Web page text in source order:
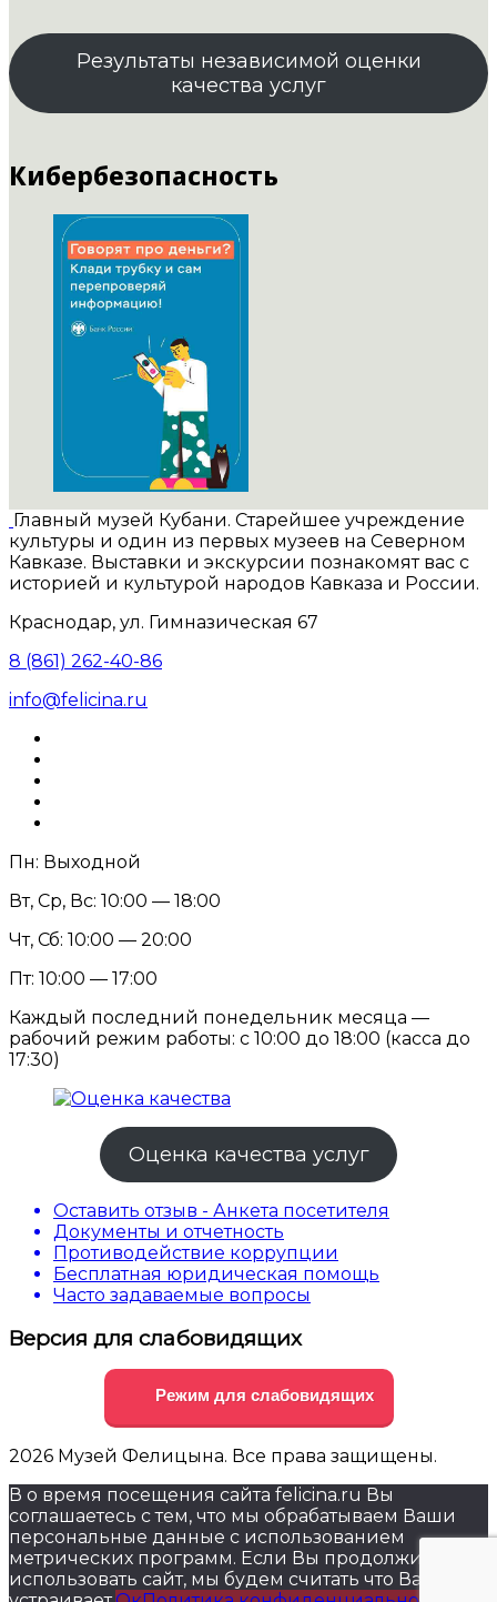
Результаты независимой оценки
качества услуг
Кибербезопасность
Главный музей Кубани. Старейшее учреждение
культуры и один из первых музеев на Северном
Кавказе. Выставки и экскурсии познакомят вас с
историей и культурой народов Кавказа и России.
Краснодар, ул. Гимназическая 67
8 (861) 262-40-86
info@felicina.ru
Пн: Выходной
Вт, Ср, Вс: 10:00 — 18:00
Чт, Сб: 10:00 — 20:00
Пт: 10:00 — 17:00
Каждый последний понедельник месяца —
рабочий режим работы: с 10:00 до 18:00 (касса до
17:30)
Оценка качества услуг
Оставить отзыв - Анкета посетителя
Документы и отчетность
Противодействие коррупции
Бесплатная юридическая помощь
Часто задаваемые вопросы
Версия для слабовидящих
Режим для слабовидящих
2026 Музей Фелицына. Все права защищены.
В о время посещения сайта felicina.ru Вы
соглашаетесь с тем, что мы обрабатываем Ваши
персональные данные с использованием
метрических программ. Если Вы продолжите
использовать сайт, мы будем считать что Вас это